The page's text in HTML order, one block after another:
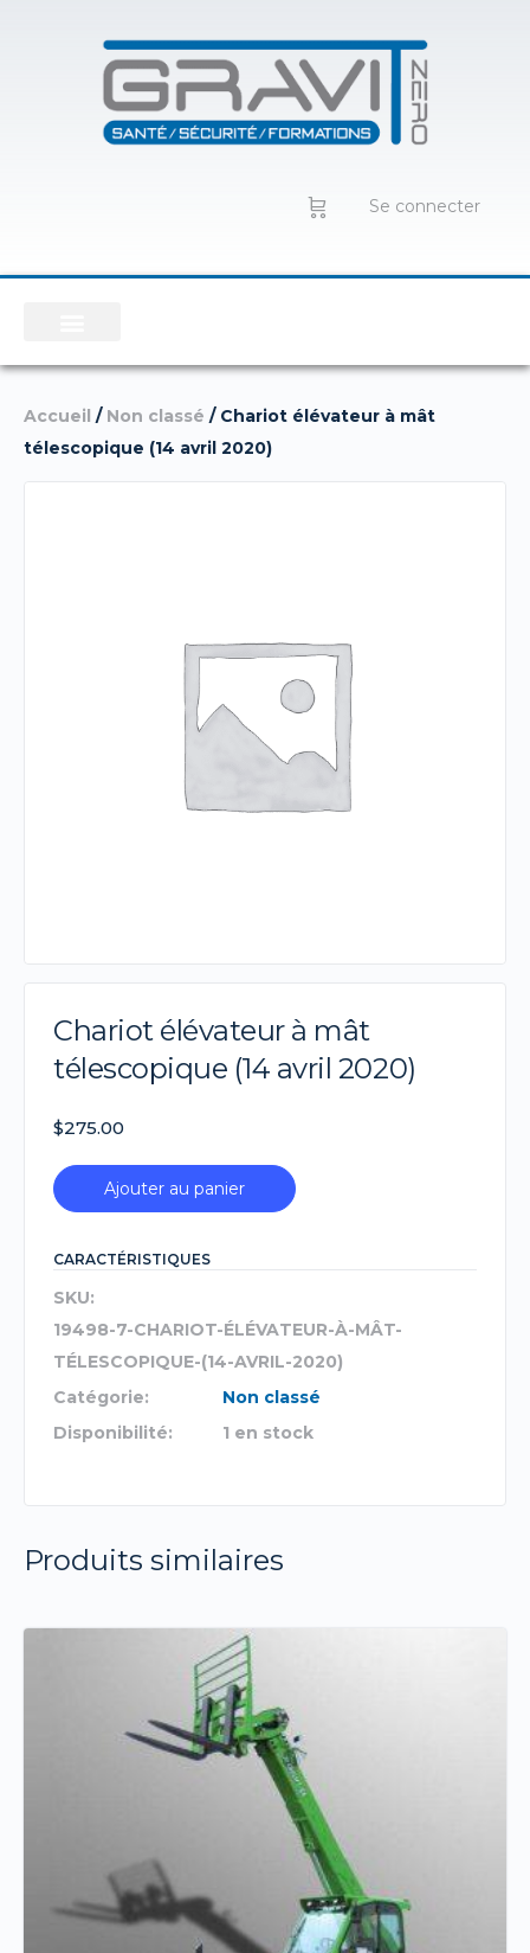
Se connecter
Accueil / Non classé / Chariot élévateur à mât
télescopique (14 avril 2020)
Chariot élévateur à mât
télescopique (14 avril 2020)
$275.00
Ajouter au panier
CARACTÉRISTIQUES
SKU:
19498-7-CHARIOT-ÉLÉVATEUR-À-MÂT-
TÉLESCOPIQUE-(14-AVRIL-2020)
Catégorie:
Non classé
Disponibilité:
1 en stock
Produits similaires